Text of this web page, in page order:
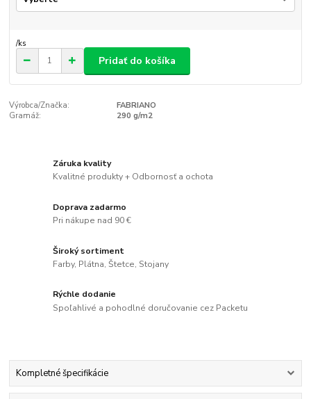
/ks
Pridať do košíka
Výrobca/Značka:
FABRIANO
Gramáž:
290 g/m2
Záruka kvality
Kvalitné produkty + Odbornosť a ochota
Doprava zadarmo
Pri nákupe nad 90 €
Široký sortiment
Farby, Plátna, Štetce, Stojany
Rýchle dodanie
Spoľahlivé a pohodlné doručovanie cez Packetu
Kompletné špecifikácie